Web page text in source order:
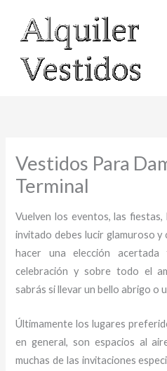
contenido
Vestidos Para
Terminal
Vuelven los eventos, las
invitado debes lucir glamuroso
hacer una elección
celebración y sobre todo el
sabrás si llevar un bello abrigo o
Últimamente los lugares
en general, son espacios al
muchas de las invitaciones